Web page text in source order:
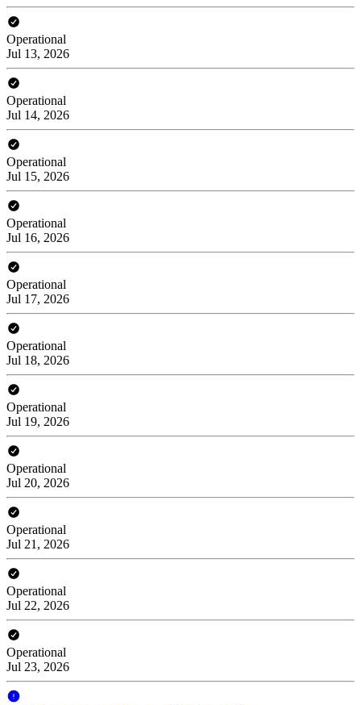
Operational
Jul 13, 2026
Operational
Jul 14, 2026
Operational
Jul 15, 2026
Operational
Jul 16, 2026
Operational
Jul 17, 2026
Operational
Jul 18, 2026
Operational
Jul 19, 2026
Operational
Jul 20, 2026
Operational
Jul 21, 2026
Operational
Jul 22, 2026
Operational
Jul 23, 2026